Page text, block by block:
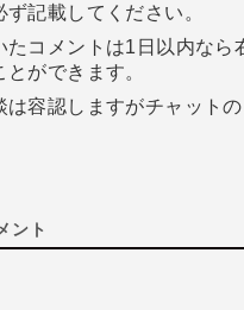
ず記載してください。
たコメントは1日以内なら
ができます。
は容認しますがチャット
ント